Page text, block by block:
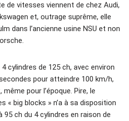
de vitesses viennent de chez Audi,
et, outrage suprême, elle
dans l’ancienne usine NSU et non
cylindres de 125 ch, avec environ
pour atteindre 100 km/h,
pour l’époque. Pire, le
« big blocks » n’a à sa disposition
95 ch du 4 cylindres en raison de